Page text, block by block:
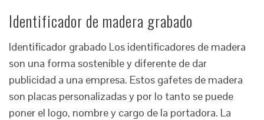
Identificador de madera grabado
Identificador grabado Los identificadores de madera
son una forma sostenible y diferente de dar
publicidad a una empresa. Estos gafetes de madera
son placas personalizadas y por lo tanto se puede
poner el logo, nombre y cargo de la portadora. La